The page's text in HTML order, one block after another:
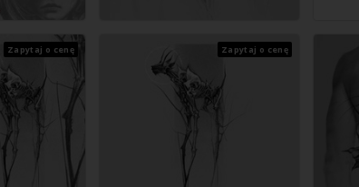
Zapytaj o cenę Zapytaj o cenę